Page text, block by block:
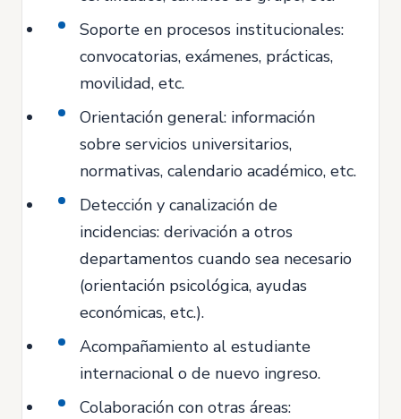
Soporte en procesos institucionales:
convocatorias, exámenes, prácticas,
movilidad, etc.
Orientación general: información
sobre servicios universitarios,
normativas, calendario académico, etc.
Detección y canalización de
incidencias: derivación a otros
departamentos cuando sea necesario
(orientación psicológica, ayudas
económicas, etc.).
Acompañamiento al estudiante
internacional o de nuevo ingreso.
Colaboración con otras áreas: